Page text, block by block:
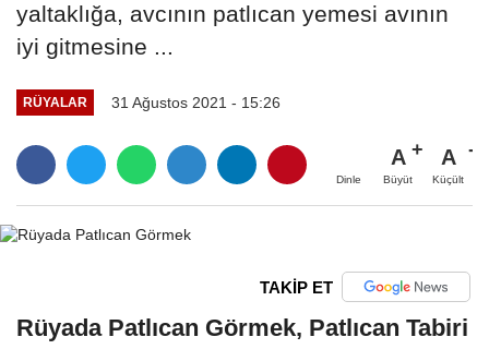
yaltaklığa, avcının patlıcan yemesi avının
iyi gitmesine ...
RÜYALAR 31 Ağustos 2021 - 15:26
Dinle
A
Büyüt
A
Küçült
TAKİP ET
Rüyada Patlıcan Görmek, Patlıcan Tabiri